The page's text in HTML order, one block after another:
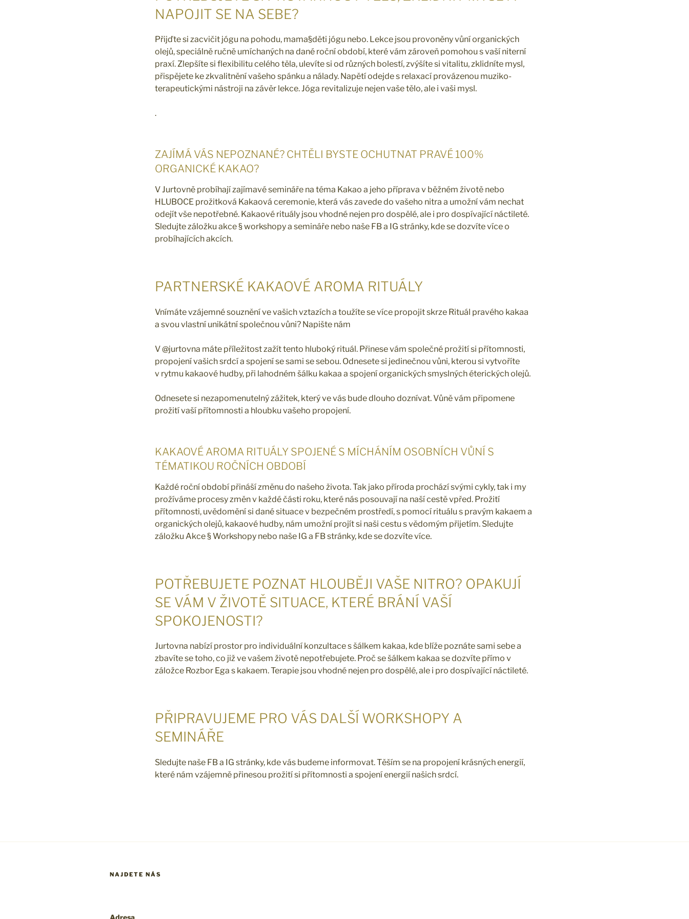
NAPOJIT SE NA SEBE?
Přijďte si zacvičit jógu na pohodu, mama§děti jógu nebo. Lekce jsou provoněny vůní organických
olejů, speciálně ručně umíchaných na dané roční období, které vám zároveň pomohou s vaší niterní
praxí. Zlepšíte si flexibilitu celého těla, ulevíte si od různých bolestí, zvýšíte si vitalitu, zklidníte mysl,
přispějete ke zkvalitnění vašeho spánku a nálady. Napětí odejde s relaxací provázenou muziko-
terapeutickými nástroji na závěr lekce. Jóga revitalizuje nejen vaše tělo, ale i vaši mysl.
.
ZAJÍMÁ VÁS NEPOZNANÉ? CHTĚLI BYSTE OCHUTNAT PRAVÉ 100%
ORGANICKÉ KAKAO?
V Jurtovně probíhají zajímavé semináře na téma Kakao a jeho příprava v běžném životě nebo
HLUBOCE prožitková Kakaová ceremonie, která vás zavede do vašeho nitra a umožní vám nechat
odejít vše nepotřebné. Kakaové rituály jsou vhodné nejen pro dospělé, ale i pro dospívající náctileté.
Sledujte záložku akce § workshopy a semináře nebo naše FB a IG stránky, kde se dozvíte více o
probíhajících akcích.
PARTNERSKÉ KAKAOVÉ AROMA RITUÁLY
Vnímáte vzájemné souznění ve vašich vztazích a toužíte se více propojit skrze Rituál pravého kakaa
a svou vlastní unikátní společnou vůni? Napište nám
V @jurtovna máte příležitost zažít tento hluboký rituál. Přinese vám společné prožití si přítomnosti,
propojení vašich srdcí a spojení se sami se sebou. Odnesete si jedinečnou vůni, kterou si vytvoříte
v rytmu kakaové hudby, při lahodném šálku kakaa a spojení organických smyslných éterických olejů.
Odnesete si nezapomenutelný zážitek, který ve vás bude dlouho doznívat. Vůně vám připomene
prožití vaší přítomnosti a hloubku vašeho propojení.
KAKAOVÉ AROMA RITUÁLY SPOJENÉ S MÍCHÁNÍM OSOBNÍCH VŮNÍ S
TÉMATIKOU ROČNÍCH OBDOBÍ
Každé roční období přináší změnu do našeho života. Tak jako příroda prochází svými cykly, tak i my
prožíváme procesy změn v každé části roku, které nás posouvají na naší cestě vpřed. Prožití
přítomnosti, uvědomění si dané situace v bezpečném prostředí, s pomocí rituálu s pravým kakaem a
organických olejů, kakaové hudby, nám umožní projít si naši cestu s vědomým přijetím. Sledujte
záložku Akce § Workshopy nebo naše IG a FB stránky, kde se dozvíte více.
POTŘEBUJETE POZNAT HLOUBĚJI VAŠE NITRO? OPAKUJÍ
SE VÁM V ŽIVOTĚ SITUACE, KTERÉ BRÁNÍ VAŠÍ
SPOKOJENOSTI?
Jurtovna nabízí prostor pro individuální konzultace s šálkem kakaa, kde blíže poznáte sami sebe a
zbavíte se toho, co již ve vašem životě nepotřebujete. Proč se šálkem kakaa se dozvíte přímo v
záložce Rozbor Ega s kakaem. Terapie jsou vhodné nejen pro dospělé, ale i pro dospívající náctileté.
PŘIPRAVUJEME PRO VÁS DALŠÍ WORKSHOPY A
SEMINÁŘE
Sledujte naše FB a IG stránky, kde vás budeme informovat. Těším se na propojení krásných energií,
které nám vzájemně přinesou prožití si přítomnosti a spojení energií našich srdcí.
NAJDETE NÁS
Adresa